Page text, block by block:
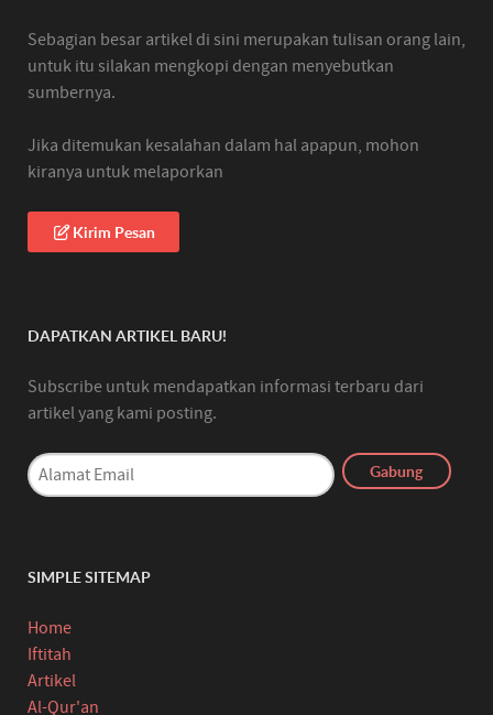
Sebagian besar artikel di sini merupakan tulisan orang lain,
untuk itu silakan mengkopi dengan menyebutkan
sumbernya.
Jika ditemukan kesalahan dalam hal apapun, mohon
kiranya untuk melaporkan
Kirim Pesan
DAPATKAN ARTIKEL BARU!
Subscribe untuk mendapatkan informasi terbaru dari
artikel yang kami posting.
SIMPLE SITEMAP
Home
Iftitah
Artikel
Al-Qur'an